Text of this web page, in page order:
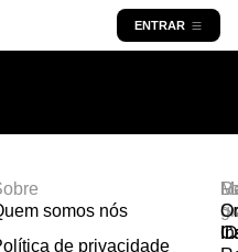
ENTRAR
somos nós
de privacidade